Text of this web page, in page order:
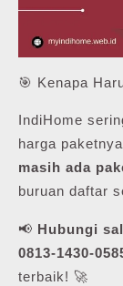
🎯 Kenapa
IndiHome
harga
masih ada
buruan daftar
📢 Hubungi
0813-1430-
terbaik! 🚀